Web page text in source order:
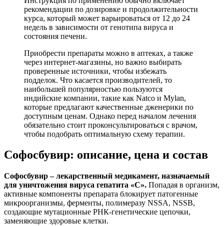
рекомендации по дозировке и продолжительности
курса, который может варьироваться от 12 до 24
недель в зависимости от генотипа вируса и
состояния печени.
Приобрести препараты можно в аптеках, а также
через интернет-магазины, но важно выбирать
проверенные источники, чтобы избежать
подделок. Что касается производителей, то
наибольшей популярностью пользуются
индийские компании, такие как Natco и Mylan,
которые предлагают качественные дженерики по
доступным ценам. Однако перед началом лечения
обязательно стоит проконсультироваться с врачом,
чтобы подобрать оптимальную схему терапии.
Софосбувир: описание, цена и состав
Софосбувир – лекарственный медикамент, назначаемый
для уничтожения вируса гепатита «С». Попадая в организм,
активные компоненты препарата блокирует патогенные
микроорганизмы, ферменты, полимеразу NSSA, NSSB,
создающие мутационные РНК-генетические цепочки,
заменяющие здоровые клетки.